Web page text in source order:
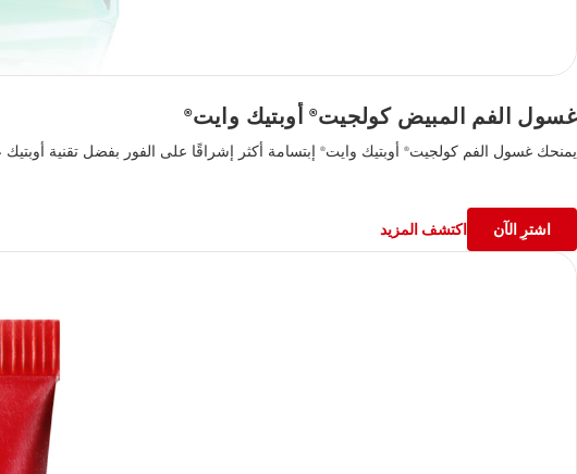
غسول الفم المبيض كولجيت®أوبتيك وايت®
يمنحك غسول الفم كولجيت® أوبتيك وايت® إبتسامة أكثر إشراقًا على الفور بفضل تقنية
اشترِ الآن اكتشف المزيد